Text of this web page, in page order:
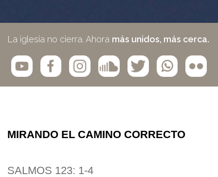
La iglesia no cierra. Ahora más unidos, más cerca.
MIRANDO EL CAMINO CORRECTO
SALMOS 123: 1-4